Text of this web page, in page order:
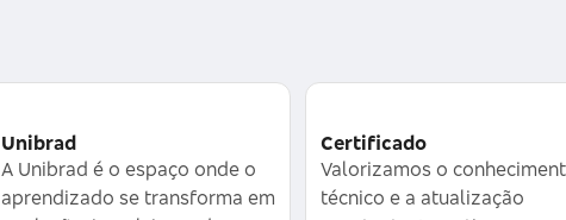
Unibrad
A Unibrad é o espaço onde o
aprendizado se transforma em
Certificado
Valorizamos o
técnico e a atualização